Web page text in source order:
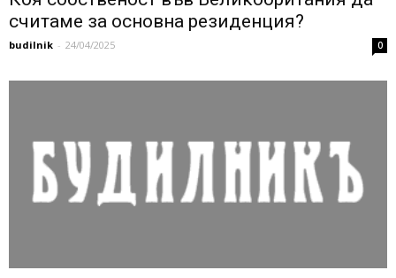
считаме за основна резиденция?
budilnik - 24/04/2025 0